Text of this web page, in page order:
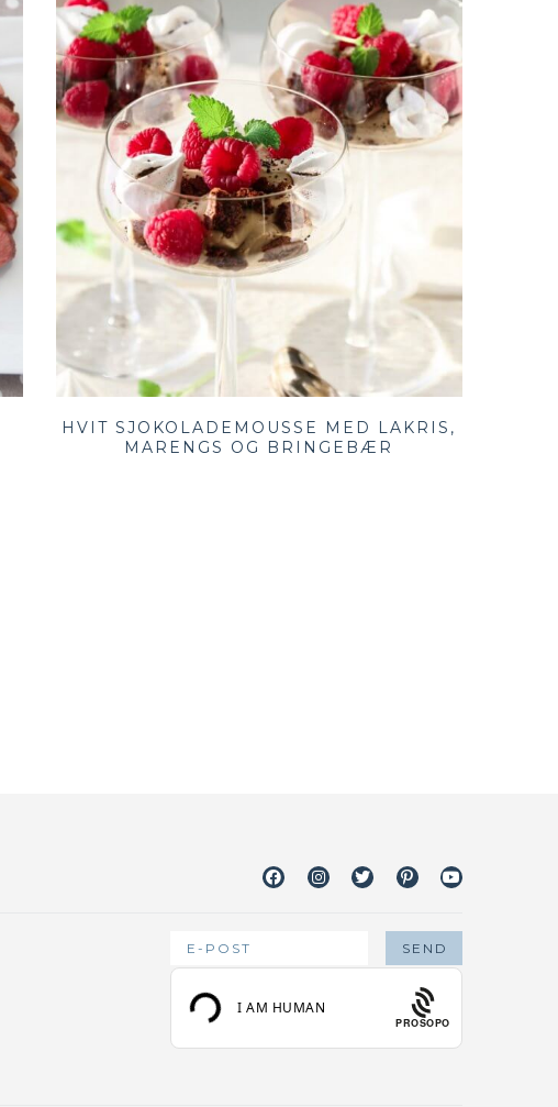
HVIT SJOKOLADEMOUSSE MED LAKRIS,
MARENGS OG BRINGEBÆR
FacebookInstagramTwitterPinterestYoutube
PROSOPO